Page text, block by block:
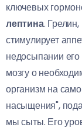
ключевых
лептина.
стимулирует
недосыпании
мозгу о
организм на
насыщения",
мы сыты. Его